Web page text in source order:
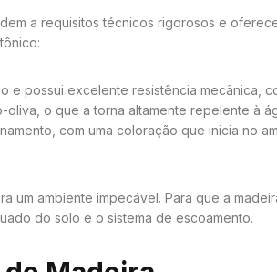
a requisitos técnicos rigorosos e
e possui excelente resistência mecânica,
o que a torna altamente repelente à
com uma coloração que inicia no
um ambiente impecável. Para que a
do solo e o sistema de escoamento.